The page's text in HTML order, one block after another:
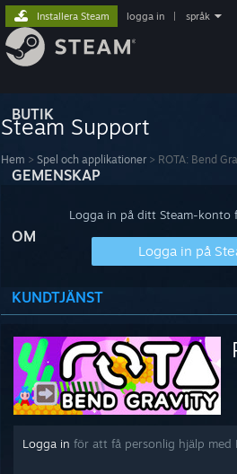
BUTIK
GEMENSKAP
OM
KUNDTJÄNST
Installera Steam logga in språk
Steam Support
Hem > Spel och applikationer > ROTA: Bend
Logga in på ditt Steam-
Logga in på
Logga in för att få personlig hjälp med